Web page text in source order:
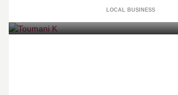
LOCAL BUSINESS